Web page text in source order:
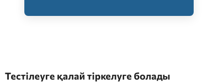
Тестілеуге қалай тіркелуге болады